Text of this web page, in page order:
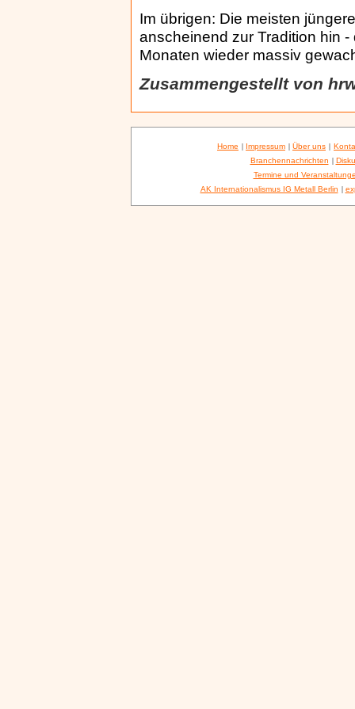
Im übrigen: Die meisten
anscheinend zur Tradition hin
Monaten wieder massiv
Zusammengestellt von
Home | Impressum | Über uns |
Branchennachrichten |
Termine und
AK Internationalismus IG Metall Berlin |